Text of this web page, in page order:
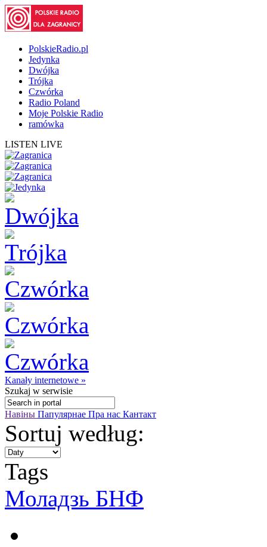
PolskieRadio.pl
Jedynka
Dwójka
Trójka
Czwórka
Radio Poland
Moje Polskie Radio
ramówka
LISTEN LIVE
Kanały internetowe »
Szukaj w serwisie
Навіны Папулярнае Пра нас Кантакт
Sortuj według:
Tags
Моладзь БНФ